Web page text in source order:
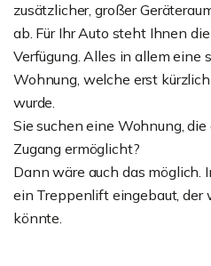
zusätzlicher, großer
ab. Für Ihr Auto steht Ihnen
Verfügung. Alles in allem eine
Wohnung, welche erst
wurde.
Sie suchen eine Wohnung,
Zugang ermöglicht?
Dann wäre auch das möglich.
ein Treppenlift eingebaut, der
könnte.